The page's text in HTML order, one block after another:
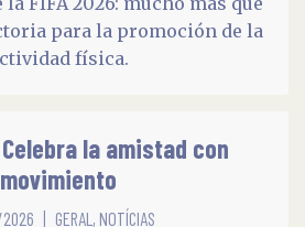
para la promoción de la
física.
la amistad con
movimiento
GERAL , NOTÍCIAS